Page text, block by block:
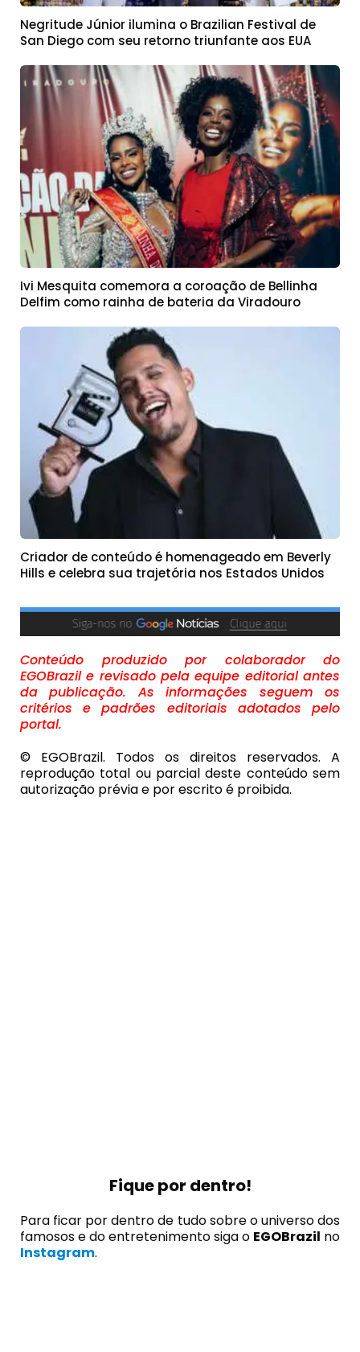
Negritude Júnior ilumina o Brazilian Festival de
San Diego com seu retorno triunfante aos EUA
Ivi Mesquita comemora a coroação de Bellinha
Delfim como rainha de bateria da Viradouro
Criador de conteúdo é homenageado em Beverly
Hills e celebra sua trajetória nos Estados Unidos
Conteúdo produzido por colaborador do
EGOBrazil e revisado pela equipe editorial antes
da publicação. As informações seguem os
critérios e padrões editoriais adotados pelo
portal.
© EGOBrazil. Todos os direitos reservados. A
reprodução total ou parcial deste conteúdo sem
autorização prévia e por escrito é proibida.
Fique por dentro!
Para ficar por dentro de tudo sobre o universo dos
famosos e do entretenimento siga o EGOBrazil no
Instagram.